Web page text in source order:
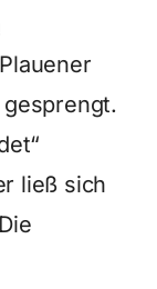
ließ sich